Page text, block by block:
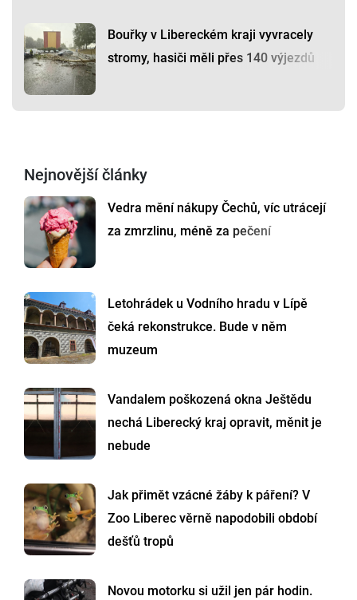
Bouřky v Libereckém kraji vyvracely
stromy, hasiči měli přes 140 výjezdů
Nejnovější články
Vedra mění nákupy Čechů, víc utrácejí
za zmrzlinu, méně za pečení
Letohrádek u Vodního hradu v Lípě
čeká rekonstrukce. Bude v něm
muzeum
Vandalem poškozená okna Ještědu
nechá Liberecký kraj opravit, měnit je
nebude
Jak přimět vzácné žáby k páření? V
Zoo Liberec věrně napodobili období
dešťů tropů
Novou motorku si užil jen pár hodin.